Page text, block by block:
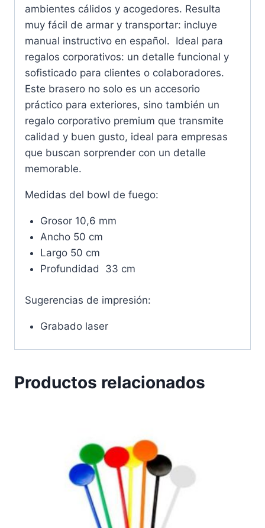
ambientes cálidos y acogedores. Resulta
muy fácil de armar y transportar: incluye
manual instructivo en español. Ideal para
regalos corporativos: un detalle funcional y
sofisticado para clientes o colaboradores.
Este brasero no solo es un accesorio
práctico para exteriores, sino también un
regalo corporativo premium que transmite
calidad y buen gusto, ideal para empresas
que buscan sorprender con un detalle
memorable.
Medidas del bowl de fuego:
Grosor 10,6 mm
Ancho 50 cm
Largo 50 cm
Profundidad 33 cm
Sugerencias de impresión:
Grabado laser
Productos relacionados